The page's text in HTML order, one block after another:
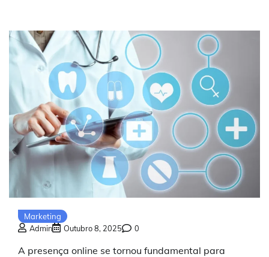
Marketing
Admin
Outubro 8, 2025 0
A presença online se tornou fundamental para